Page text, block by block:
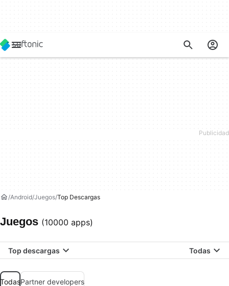
Android Juegos Top Descargas
Juegos (10000 apps)
Top descargas Todas
TodasPartner developers